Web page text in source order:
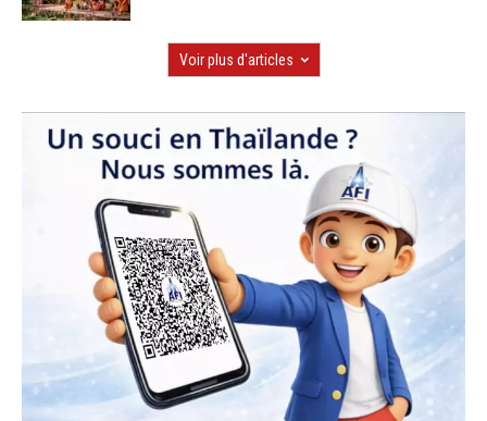
Voir plus d'articles